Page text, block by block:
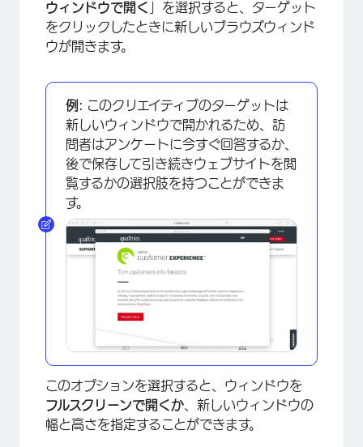
ウィンドウで開く
」を選択すると、ターゲット
をクリックしたときに新しいブラウズウィンド
ウが開きます。
例: このクリエイティブのターゲットは
新しいウィンドウで開かれるため、訪
問者はアンケートに今すぐ回答するか、
後で保存して引き続きウェブサイトを閲
覧するかの選択肢を持つことができま
す。
このオプションを選択すると、ウィンドウを
フルスクリーンで開くか 、新しいウィンドウの
幅と高さを指定することができます。